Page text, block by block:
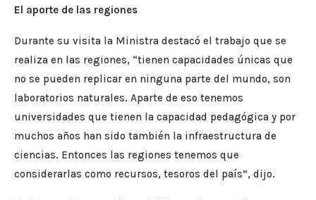
El aporte de las regiones
Durante su visita la Ministra destacó el trabajo que se
realiza en las regiones, “tienen capacidades únicas que
no se pueden replicar en ninguna parte del mundo, son
laboratorios naturales. Aparte de eso tenemos
universidades que tienen la capacidad pedagógica y por
muchos años han sido también la infraestructura de
ciencias. Entonces las regiones tenemos que
considerarlas como recursos, tesoros del país”, dijo.